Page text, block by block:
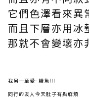
它們色澤看來異
而且下層亦用冰
那就不會變壞亦
我另一至愛- 鰻魚!!!
同行的友人今天肚子有點麻煩